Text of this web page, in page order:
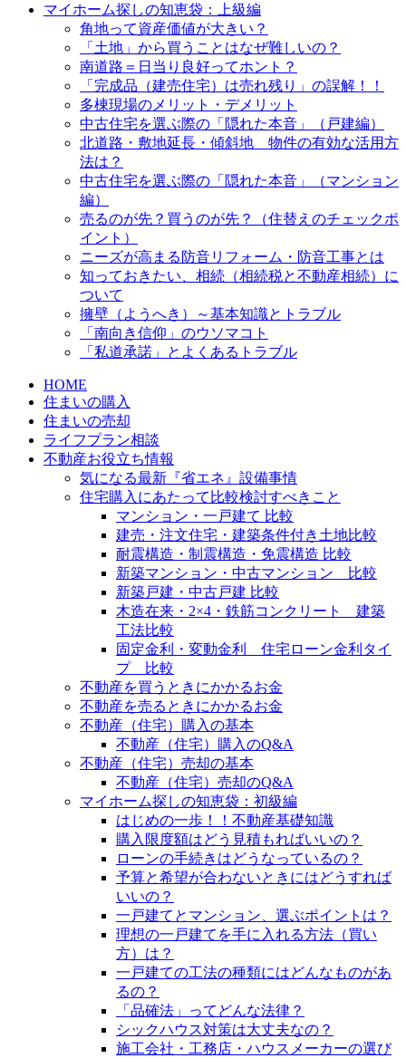
マイホーム探しの知恵袋：上級編
角地って資産価値が大きい？
「土地」から買うことはなぜ難しいの？
南道路＝日当り良好ってホント？
「完成品（建売住宅）は売れ残り」の誤解！！
多棟現場のメリット・デメリット
中古住宅を選ぶ際の「隠れた本音」（戸建編）
北道路・敷地延長・傾斜地 物件の有効な活用方
法は？
中古住宅を選ぶ際の「隠れた本音」（マンション
編）
売るのが先？買うのが先？（住替えのチェックポ
イント）
ニーズが高まる防音リフォーム・防音工事とは
知っておきたい、相続（相続税と不動産相続）に
ついて
擁壁（ようへき）～基本知識とトラブル
「南向き信仰」のウソマコト
「私道承諾」とよくあるトラブル
HOME
住まいの購入
住まいの売却
ライフプラン相談
不動産お役立ち情報
気になる最新『省エネ』設備事情
住宅購入にあたって比較検討すべきこと
マンション・一戸建て 比較
建売・注文住宅・建築条件付き土地比較
耐震構造・制震構造・免震構造 比較
新築マンション・中古マンション 比較
新築戸建・中古戸建 比較
木造在来・2×4・鉄筋コンクリート 建築
工法比較
固定金利・変動金利 住宅ローン金利タイ
プ 比較
不動産を買うときにかかるお金
不動産を売るときにかかるお金
不動産（住宅）購入の基本
不動産（住宅）購入のQ&A
不動産（住宅）売却の基本
不動産（住宅）売却のQ&A
マイホーム探しの知恵袋：初級編
はじめの一歩！！不動産基礎知識
購入限度額はどう見積もればいいの？
ローンの手続きはどうなっているの？
予算と希望が合わないときにはどうすれば
いいの？
一戸建てとマンション、選ぶポイントは？
理想の一戸建てを手に入れる方法（買い
方）は？
一戸建ての工法の種類にはどんなものがあ
るの？
「品確法」ってどんな法律？
シックハウス対策は大丈夫なの？
施工会社・工務店・ハウスメーカーの選び